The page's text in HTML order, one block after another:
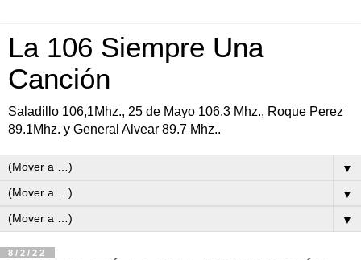
La 106 Siempre Una
Canción
Saladillo 106,1Mhz., 25 de Mayo 106.3 Mhz., Roque Perez
89.1Mhz. y General Alvear 89.7 Mhz..
▼
▼
▼
8/2/22